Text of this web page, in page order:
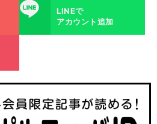
LINE
LINEで
アカウント追加